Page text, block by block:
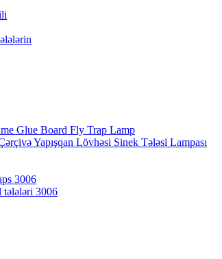
Yapışqan Lövhəsi Sinek Tələsi Lampası
3006